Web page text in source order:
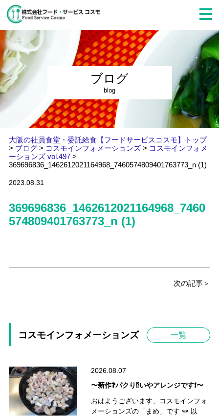
ブログ
blog
大阪の社員食堂・委託給食【フードサービスコスモ】トップ
> ブログ> コスモインフォメーションズ> コスモインフォメ
ーションズ vol.497>
369696836_1462612021164968_7460574809401763773_n (1)
2023.08.31
369696836_1462612021164968_7460
574809401763773_n (1)
次の記事＞
コスモインフォメーションズ 一覧
2026.08.07
〜新作❓パクり⁉️いやアレンジです❗️〜
おはようございます、コスモインフォ
メーションズの「まめ」です 🫛 以